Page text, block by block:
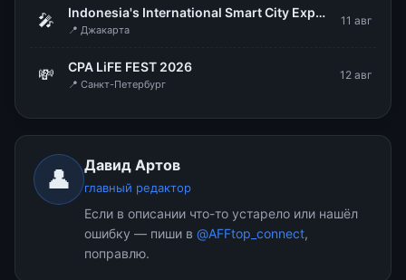
🎤 Indonesia's International Smart City Expo & Forum (IISMEX 2026)
📍 Джакарта
11 авг
💸 CPA LiFE FEST 2026
📍 Санкт-Петербург
12 авг
👤 Давид Артов
главный редактор
Если в описании что-то устарело или нашёл
ошибку — пиши в @AFFtop_connect,
поправлю.